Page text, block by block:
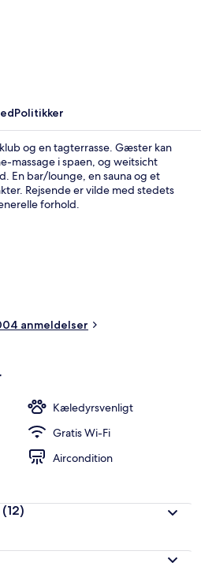
Politikker
og en tagterrasse. Gæster kan
massage i spaen, og weitsicht
En bar/lounge, en sauna og et
Rejsende er vilde med stedets
forhold.
anmeldelser
Kæledyrsvenligt
Gratis Wi-Fi
Aircondition
(12)